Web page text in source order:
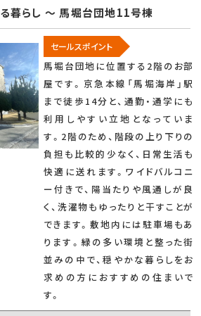
暮らし ～ 馬堀台団地11号棟
セールスポイント
馬堀台団地に位置する2階のお部
屋です。京急本線「馬堀海岸」駅
まで徒歩14分と、通勤・通学にも
利用しやすい立地となっていま
す。2階のため、階段の上り下りの
負担も比較的少なく、日常生活も
快適に送れます。ワイドバルコニ
ー付きで、陽当たりや風通しが良
く、洗濯物もゆったりと干すことが
できます。敷地内には駐車場もあ
ります。緑の多い環境と整った街
並みの中で、穏やかな暮らしをお
求めの方におすすめの住まいで
す。